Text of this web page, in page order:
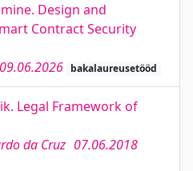
Design and
Contract Security
09.06.2026 bakalaureusetööd
Legal Framework of
da Cruz 07.06.2018